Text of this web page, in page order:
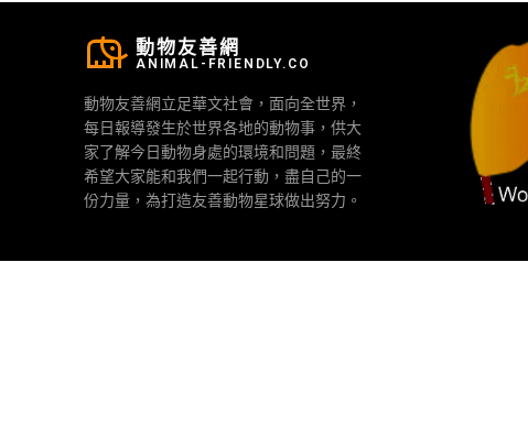
動物友善網
ANIMAL-FRIENDLY.CO
動物友善網立足華文社會，面向全世界，
每日報導發生於世界各地的動物事，供大
家了解今日動物身處的環境和問題，最終
希望大家能和我們一起行動，盡自己的一
份力量，為打造友善動物星球做出努力。